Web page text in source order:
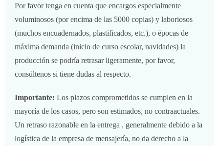
Por favor tenga en cuenta que encargos especialmente
voluminosos (por encima de las 5000 copias) y laboriosos
(muchos encuadernados, plastificados, etc.), o épocas de
máxima demanda (inicio de curso escolar, navidades) la
producción se podría retrasar ligeramente, por favor,
consúltenos si tiene dudas al respecto.
Importante: Los plazos comprometidos se cumplen en la
mayoría de los casos, pero son estimados, no contraactuales.
Un retraso razonable en la entrega , generalmente debido a la
logística de la empresa de mensajería, no da derecho a la